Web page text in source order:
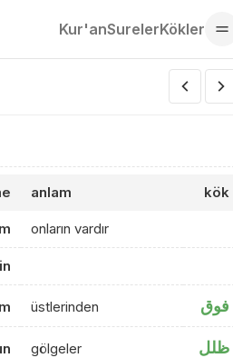
Kur'anSurelerKökler
anlam kök
onların vardır
üstlerinden فوق
gölgeler ظلل